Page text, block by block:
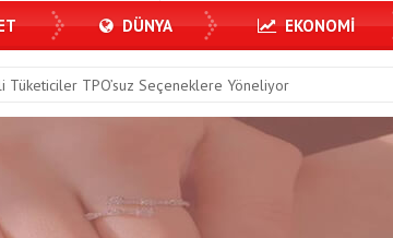
DÜNYA EKONOMİ
Tüketiciler TPO’suz Seçeneklere Yöneliyor